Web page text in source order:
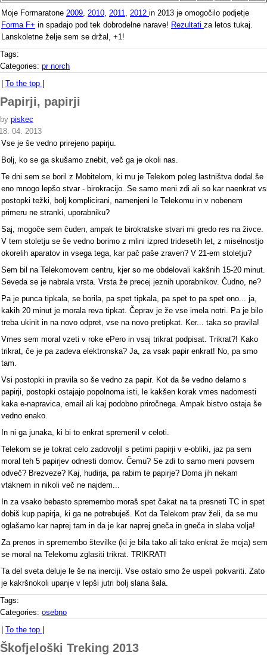
Moje Formaratone 2009, 2010, 2011, 2012 in 2013 je omogočilo podjetje
Forma F+ in spadajo pod tek dobrodelne narave! Rezultati za letos tukaj.
Lanskoletne želje sem se držal, +1!
Tags:
Categories: pr norch
To the top
Papirji, papirji
by piskec
04. 2013
Vse je še vedno prirejeno papirju.
Bolj, ko se ga skušamo znebit, več ga je okoli nas.
Te dni sem se boril z Mobitelom, ki mu je Telekom poleg lastništva dodal še
eno mnogo lepšo stvar - birokracijo. Se samo meni zdi ali so kar naenkrat
postopki težki, bolj komplicirani, namenjeni le Telekomu in v nobenem
primeru ne stranki, uporabniku?
Saj, mogoče sem čuden, ampak te birokratske stvari mi gredo res na živce.
V tem stoletju se še vedno borimo z mlini izpred tridesetih let, z miselnostjo
okorelih aparatov in vsega tega, kar pač paše zraven? V 21-em stoletju?
Sem bil na Telekomovem centru, kjer so me obdelovali kakšnih 15-20 minut.
Seveda se je nabrala vrsta. Vrsta že precej jeznih uporabnikov. Čudno, ne?
Pa je punca tipkala, se borila, pa spet tipkala, pa spet to pa spet ono... ja,
kakih 20 minut je morala reva tipkat. Čeprav je že vse imela notri. Pa je bilo
treba ukinit in na novo odpret, vse na novo pretipkat. Ker... taka so pravila!
Vmes sem moral vzeti v roke ePero in vsaj trikrat podpisat. Trikrat?! Kako
trikrat, če je pa zadeva elektronska? Ja, za vsak papir enkrat! No, pa smo
tam.
Vsi postopki in pravila so še vedno za papir. Kot da še vedno delamo s
papirji, postopki ostajajo popolnoma isti, le kakšen korak vmes nadomesti
kaka e-napravica, email ali kaj podobno priročnega. Ampak bistvo ostaja še
vedno enako.
In ni ga junaka, ki bi to enkrat spremenil v celoti.
Telekom se je tokrat celo zadovoljil s petimi papirji v e-obliki, jaz pa sem
moral teh 5 papirjev odnesti domov. Čemu? Se zdi to samo meni povsem
odveč? Brezveze? Kaj, hudirja, pa rabim te papirje? Doma jih nekam
vtaknem in nikoli več ne najdem...
In za vsako bebasto spremembo moraš spet čakat na ta presneti TC in spet
dobiš kup papirja, ki ga ne potrebuješ. Kot da Telekom prav želi, da se mu
oglašamo kar naprej tam in da je kar naprej gneča in gneča in slaba volja!
Za prenos in spremembo številke (ki je bila tako ali tako enkrat že moja) sem
se moral na Telekomu zglasiti trikrat. TRIKRAT!
Ta del sveta deluje le še na inerciji. Vse ostalo smo že uspeli pokvariti. Zato
je kakršnokoli upanje v lepši jutri bolj slana šala.
Tags:
Categories: osebno
To the top
Škofjeloški Treking 2013